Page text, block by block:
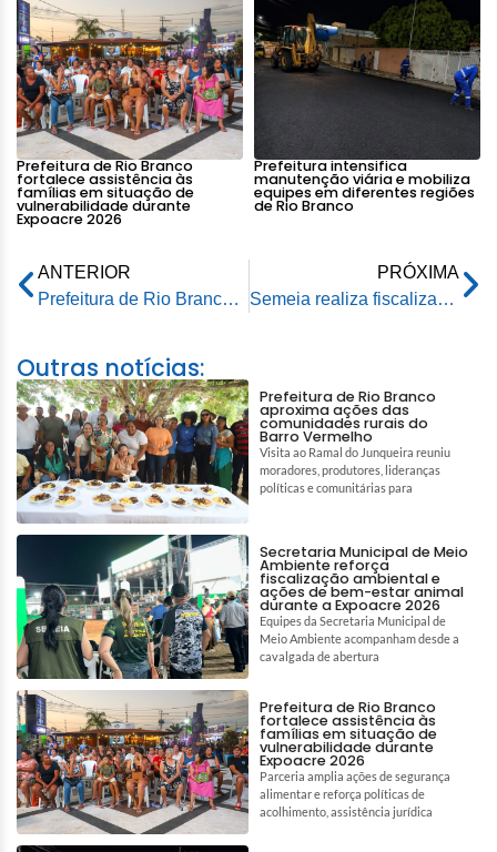
Prefeitura de Rio Branco
fortalece assistência às
famílias em situação de
vulnerabilidade durante
Expoacre 2026
Prefeitura intensifica
manutenção viária e mobiliza
equipes em diferentes regiões
de Rio Branco
ANTERIOR
Prefeitura de Rio Branco convoca a 11ª Conferência Municipal de Saúde
PRÓXIMA
Semeia realiza fiscalização em Área de Proteção Ambiental
Outras notícias:
Prefeitura de Rio Branco
aproxima ações das
comunidades rurais do
Barro Vermelho
Visita ao Ramal do Junqueira reuniu
moradores, produtores, lideranças
políticas e comunitárias para
Secretaria Municipal de Meio
Ambiente reforça
fiscalização ambiental e
ações de bem-estar animal
durante a Expoacre 2026
Equipes da Secretaria Municipal de
Meio Ambiente acompanham desde a
cavalgada de abertura
Prefeitura de Rio Branco
fortalece assistência às
famílias em situação de
vulnerabilidade durante
Expoacre 2026
Parceria amplia ações de segurança
alimentar e reforça políticas de
acolhimento, assistência jurídica